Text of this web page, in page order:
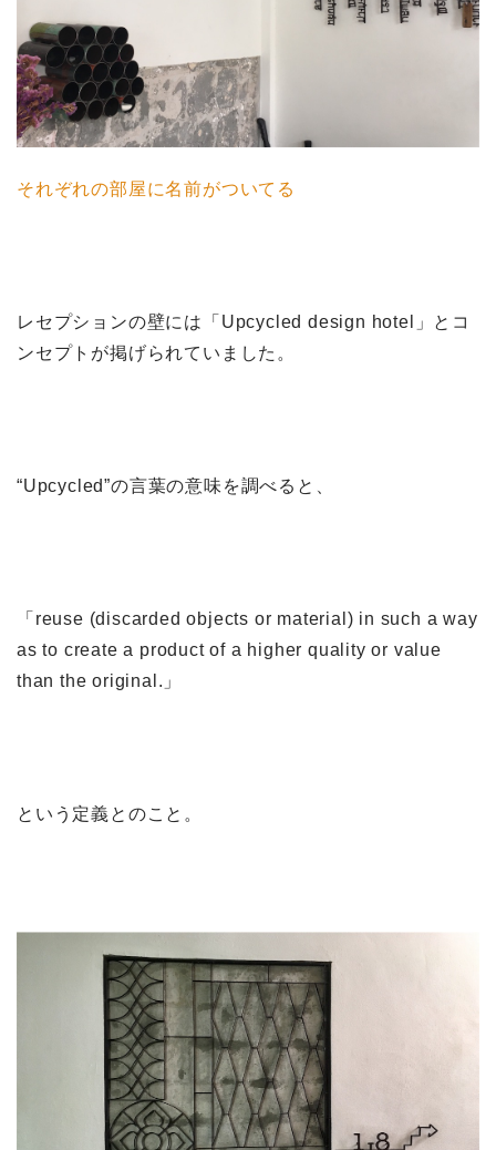
それぞれの部屋に名前がついてる
レセプションの壁には「Upcycled design hotel」とコ
ンセプトが掲げられていました。
“Upcycled”の言葉の意味を調べると、
「reuse (discarded objects or material) in such a way
as to create a product of a higher quality or value
than the original.」
という定義とのこと。